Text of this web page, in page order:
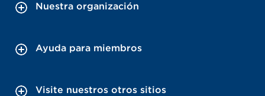
Nuestra organización
Ayuda para miembros
Visite nuestros otros sitios